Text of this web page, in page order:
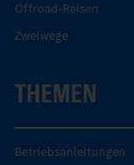
Offroad-Reisen
Zweiwege
THEMEN
Betriebsanleitungen